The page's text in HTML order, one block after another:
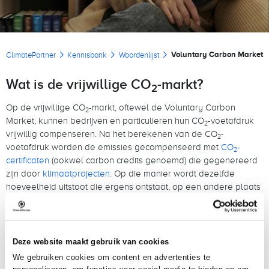
Deze website maakt gebruik van cookies
We gebruiken cookies om content en advertenties te
Kruimelpad
ClimatePartner Kennisbank Woordenlijst Voluntary Carbon Market
Wat is de vrijwillige CO2-markt?
Op de vrijwillige CO2-markt, oftewel de Voluntary Carbon
Market, kunnen bedrijven en particulieren hun CO2-voetafdruk
vrijwillig compenseren. Na het berekenen van de CO2-
voetafdruk worden de emissies gecompenseerd met CO2-
certificaten (ookwel carbon credits genoemd) die gegenereerd
zijn door klimaatprojecten. Op die manier wordt dezelfde
hoeveelheid uitstoot die ergens ontstaat, op een andere plaats
bespaard.
Omdat de markt voor vrijwillige compensatie van CO
niet gereguleerd is, hebben NGO’s zelf certificatiemechanismen